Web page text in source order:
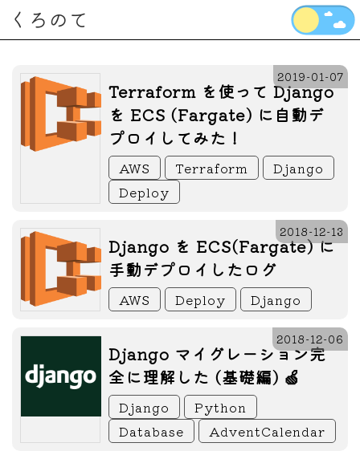
くろのて
Terraform を使って Django
を ECS (Fargate) に自動デ
プロイしてみた！
2019-01-07
AWS Terraform
Django
Deploy
Django を ECS(Fargate) に
手動デプロイしたログ
2018-12-13
AWS Deploy Django
Django マイグレーション完
全に理解した (基礎編) 🍏
2018-12-06
Django
Python
Database
AdventCalendar